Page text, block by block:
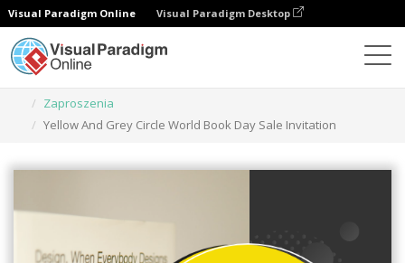
Visual Paradigm Online Visual Paradigm Desktop
Zaproszenia
Yellow And Grey Circle World Book Day Sale Invitation